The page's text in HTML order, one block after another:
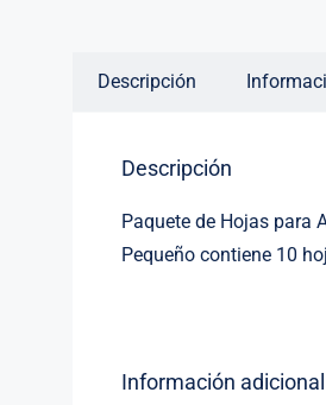
Descripción
Descripción
Paquete de Hojas para
Pequeño contiene 10
Información adicional